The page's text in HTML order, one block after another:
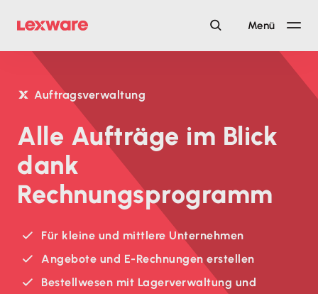
Menü
Auftragsverwaltung
Alle Aufträge im Blick
dank
Rechnungsprogramm
Für kleine und mittlere Unternehmen
Angebote und E-Rechnungen erstellen
Bestellwesen mit Lagerverwaltung und